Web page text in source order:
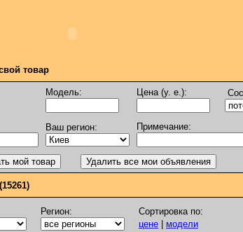
товар
Модель: Цена (у. е.):
Ваш регион: Примечание:
Регион:
Сортировка по:
цене
модели